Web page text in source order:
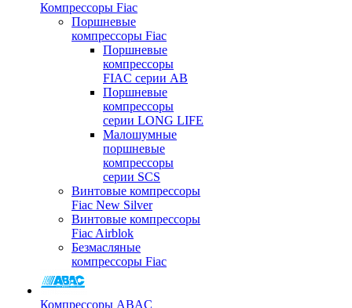
Компрессоры Fiac
Поршневые
компрессоры Fiac
Поршневые
компрессоры
FIAC серии AB
Поршневые
компрессоры
серии LONG LIFE
Малошумные
поршневые
компрессоры
серии SCS
Винтовые компрессоры
Fiac New Silver
Винтовые компрессоры
Fiac Airblok
Безмасляные
компрессоры Fiac
Компрессоры ABAC